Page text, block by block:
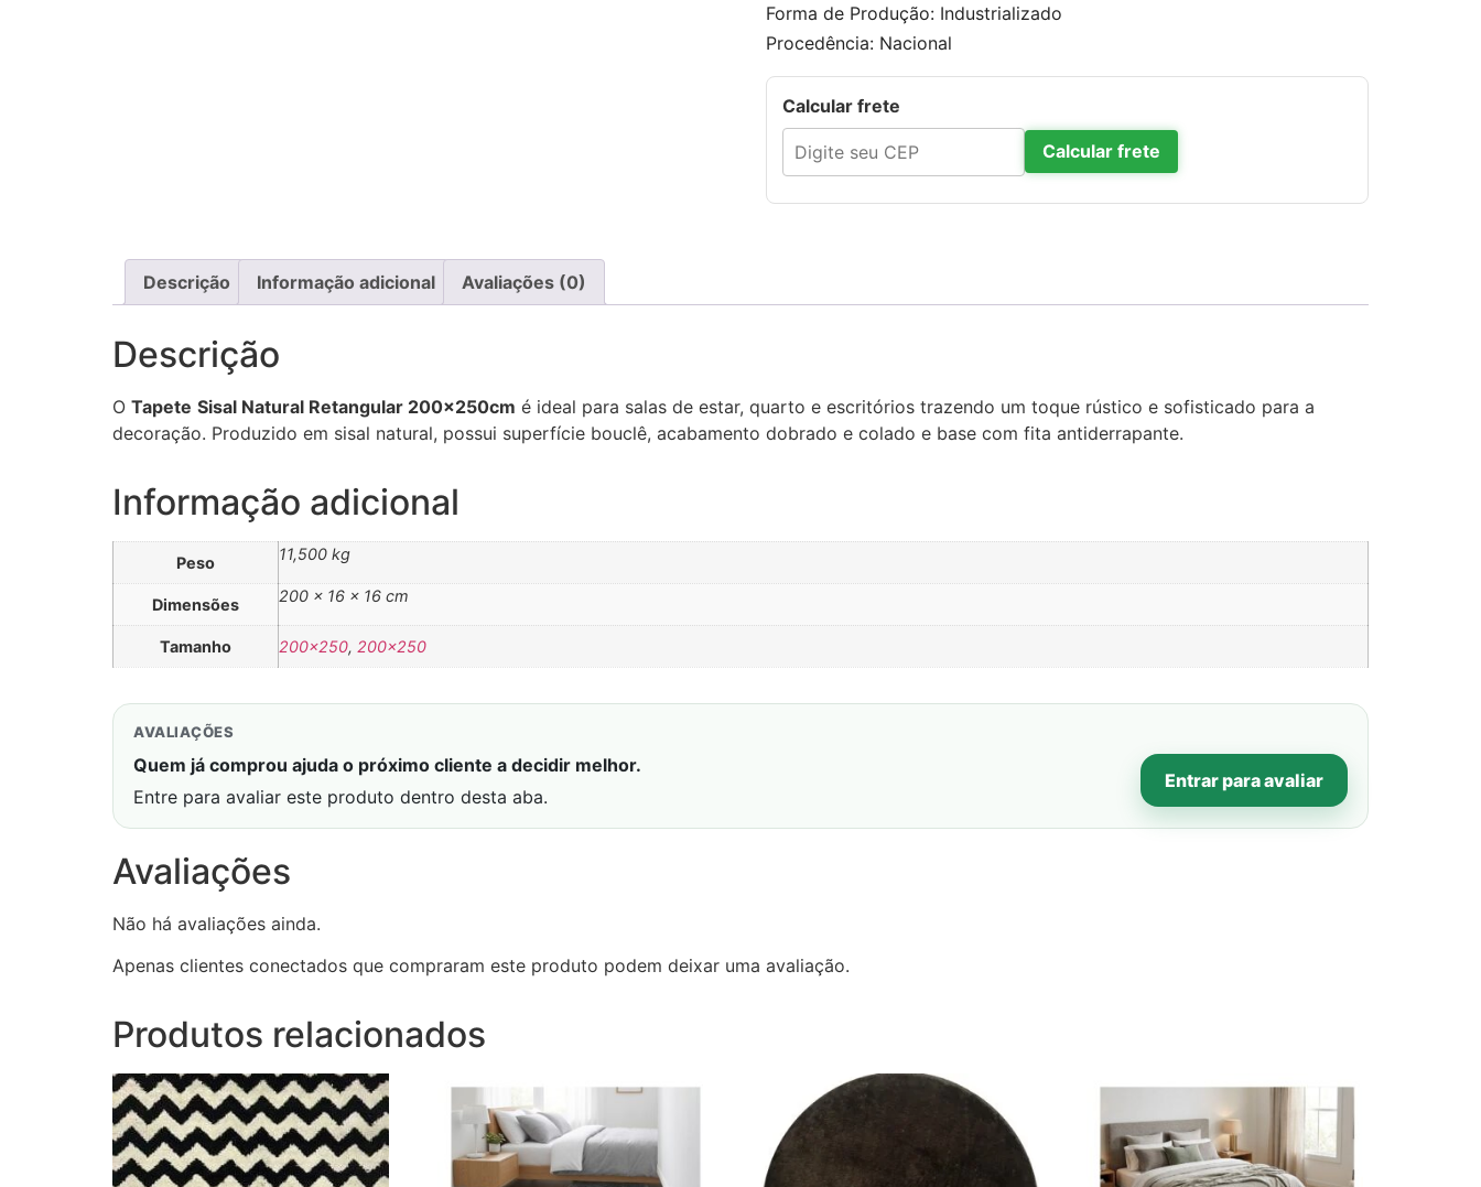
Forma de Produção: Industrializado
Procedência: Nacional
Calcular frete
Calcular frete
Descrição Informação adicional Avaliações (0)
Descrição
O Tapete Sisal Natural Retangular 200x250cm é ideal para salas de estar, quarto e escritórios trazendo um toque rústico e sofisticado para a
decoração. Produzido em sisal natural, possui superfície bouclê, acabamento dobrado e colado e base com fita antiderrapante.
Informação adicional
Peso 11,500 kg
Dimensões 200 × 16 × 16 cm
Tamanho 200×250, 200×250
AVALIAÇÕES
Quem já comprou ajuda o próximo cliente a decidir melhor.
Entre para avaliar este produto dentro desta aba.
Entrar para avaliar
Avaliações
Não há avaliações ainda.
Apenas clientes conectados que compraram este produto podem deixar uma avaliação.
Produtos relacionados